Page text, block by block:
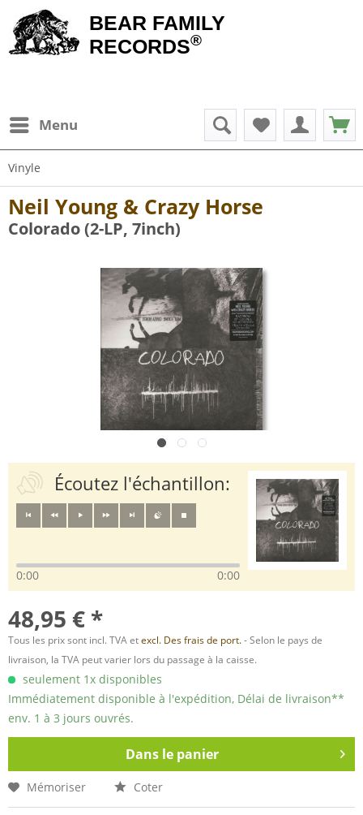
BEAR FAMILY
RECORDS®
Menu
Vinyle
Neil Young & Crazy Horse
Colorado (2-LP, 7inch)
Écoutez l'échantillon:
0:00 0:00
48,95 € *
Tous les prix sont incl. TVA etexcl. Des frais de port.- Selon le pays de
livraison, la TVA peut varier lors du passage à la caisse.
seulement 1x disponibles
Immédiatement disponible à l'expédition, Délai de livraison**
env. 1 à 3 jours ouvrés.
Dans le panier
Mémoriser Coter